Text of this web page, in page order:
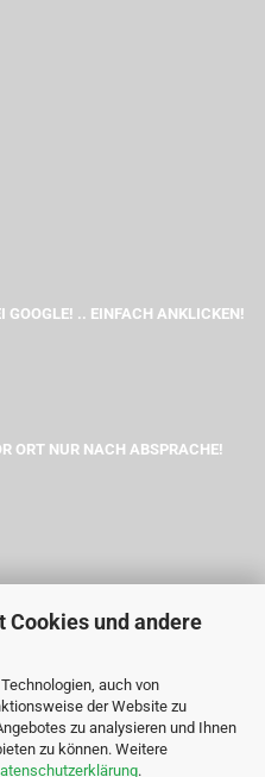
Cookies und andere
auch von
der Website zu
zu analysieren und Ihnen
zu können. Weitere
.
GOOGLE! .. EINFACH ANKLICKEN!
ORT NUR NACH ABSPRACHE!